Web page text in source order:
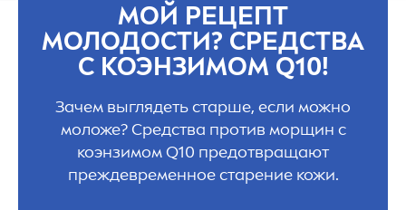
МОЙ РЕЦЕПТ
МОЛОДОСТИ? СРЕДСТВА
С КОЭНЗИМОМ Q10!
Зачем выглядеть старше, если можно
моложе? Средства против морщин с
коэнзимом Q10 предотвращают
преждевременное старение кожи.